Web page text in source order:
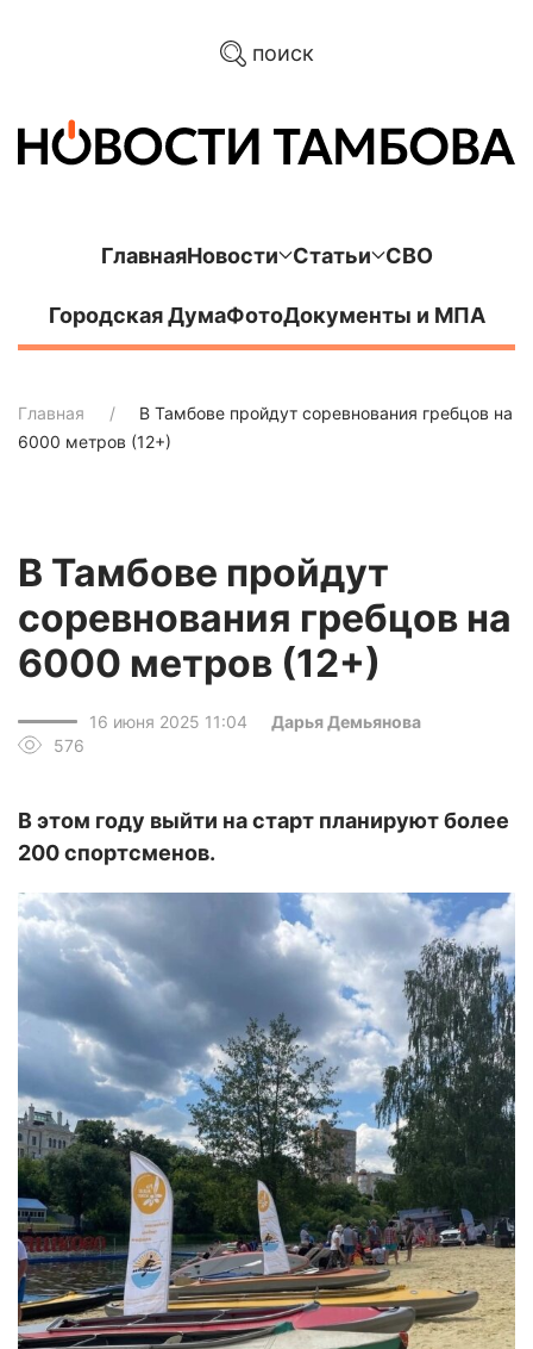
поиск
ГлавнаяНовости Статьи СВО
Городская ДумаФотоДокументы и МПА
Главная
В Тамбове пройдут соревнования гребцов на
6000 метров (12+)
В Тамбове пройдут
соревнования гребцов на
6000 метров (12+)
16 июня 2025 11:04
Дарья Демьянова
576
В этом году выйти на старт планируют более
200 спортсменов.